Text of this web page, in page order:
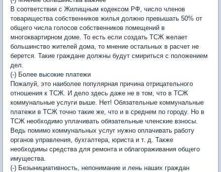
В соответствии с Жилищным кодексом РФ, число членов
товарищества собственников жилья должно превышать 50% от
общего числа голосов собственников помещений в
многоквартирном доме. То есть если создать ТСЖ желает
большинство жителей дома, то мнение остальных в расчет не
берется. Такие граждане должны будут смириться с положением
дел.
(-) Более высокие платежи
Пожалуй, это наиболее популярная причина отрицательного
отношения к ТСЖ. И дело здесь даже не в том, что в ТСЖ
коммунальные услуги выше. Нет! Обязательные коммунальные
платежи в ТСЖ точно такие же, что и в среднем по городу. Но в
ТСЖ необходимо уплачивать обязательные членские взносы.
Ведь помимо коммунальных услуг нужно оплачивать работу
органов управления, бухгалтера, юриста и т. д. Также
необходимы средства для ремонта и облагораживания общего
имущества.
(-) Безынициативность, непонимание и лень наших граждан